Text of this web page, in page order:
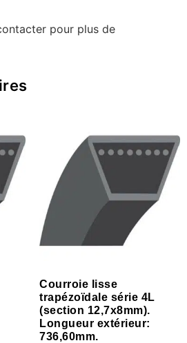
pour plus de
Courroie lisse
trapézoïdale série 4L
(section 12,7x8mm).
Longueur extérieur:
736,60mm.